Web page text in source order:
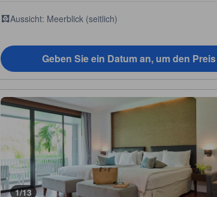
Aussicht: Meerblick (seitlich)
Geben Sie ein Datum an, um den
1/13